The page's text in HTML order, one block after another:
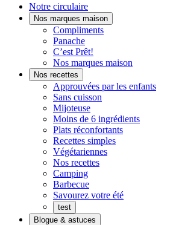
Main
Menu
Notre circulaire
Nos marques maison
ComplimentsUne
qui
maison
PanacheVoici
Panache
C’est Prêt!
Pratique.
à
manger
Nos marques maison
Nos recettes
Approuvées par les enfants
Sans cuisson
Mijoteuse
Moins de 6 ingrédients
Plats réconfortants
Recettes simples
Végétariennes
Nos recettes
Camping
Barbecue
Savourez votre été
test
Blogue & astuces